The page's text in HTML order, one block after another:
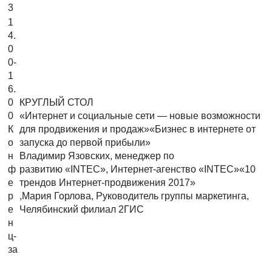
3
1
4.
0
0-
1
6.
0
0
К
о
н
ф
е
р
е
н
ц-
за
КРУГЛЫЙ СТОЛ
«Интернет и социальные сети — новые возможности
для продвижения и продаж»«Бизнес в интернете от
запуска до первой прибыли»
Владимир Язовских, менеджер по
развитию «INTEC», Интернет-агенство «INTEC»«10
трендов Интернет-продвижения 2017»
,Мария Горлова, Руководитель группы маркетинга,
Челябинский филиал 2ГИС